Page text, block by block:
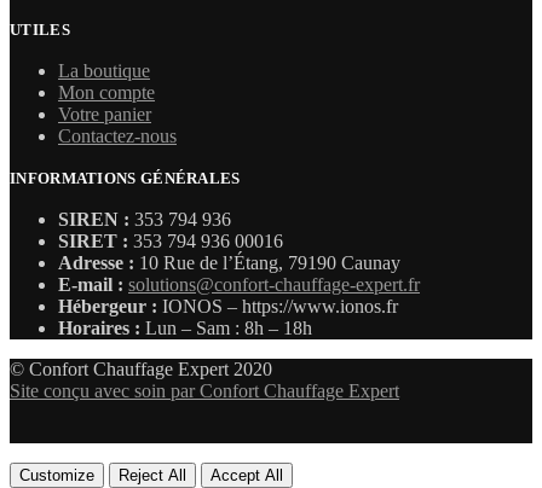
UTILES
La boutique
Mon compte
Votre panier
Contactez-nous
INFORMATIONS GÉNÉRALES
SIREN : 353 794 936
SIRET : 353 794 936 00016
Adresse : 10 Rue de l’Étang, 79190 Caunay
E-mail : solutions@confort-chauffage-expert.fr
Hébergeur : IONOS – https://www.ionos.fr
Horaires : Lun – Sam : 8h – 18h
© Confort Chauffage Expert 2020
Site conçu avec soin par Confort Chauffage Expert
Customize Reject All Accept All